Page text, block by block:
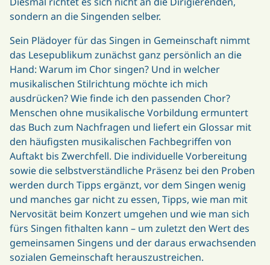
sondern an die Singenden selber.
Sein Plädoyer für das Singen in Gemeinschaft nimmt
das Lesepublikum zunächst ganz persönlich an die
Hand: Warum im Chor singen? Und in welcher
musikalischen Stilrichtung möchte ich mich
ausdrücken? Wie finde ich den passenden Chor?
Menschen ohne musikalische Vorbildung ermuntert
das Buch zum Nachfragen und liefert ein Glossar mit
den häufigsten musikalischen Fachbegriffen von
Auftakt bis Zwerchfell. Die individuelle Vorbereitung
sowie die selbstverständliche Präsenz bei den Proben
werden durch Tipps ergänzt, vor dem Singen wenig
und manches gar nicht zu essen, Tipps, wie man mit
Nervosität beim Konzert umgehen und wie man sich
fürs Singen fithalten kann – um zuletzt den Wert des
gemeinsamen Singens und der daraus erwachsenden
sozialen Gemeinschaft herauszustreichen.